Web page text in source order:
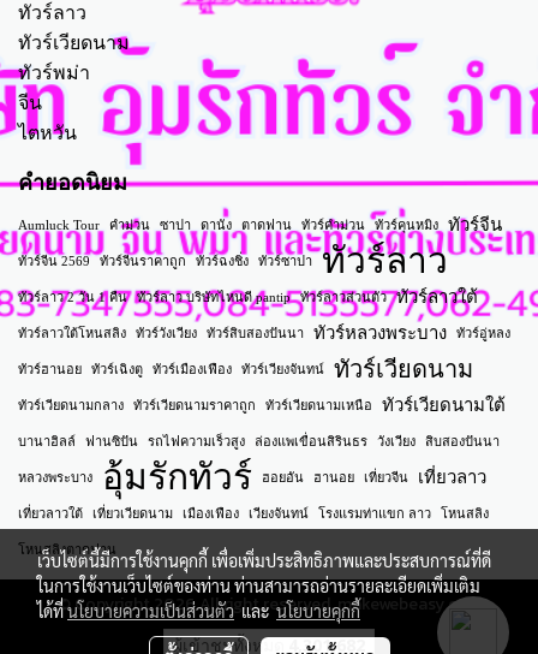
ทัวร์ลาว
ทัวร์เวียดนาม
ทัวร์พม่า
จีน
ไตหวัน
คำยอดนิยม
Aumluck Tour คำม่วน ซาปา ดานัง ตาดฟาน ทัวร์คำม่วน ทัวร์คุนหมิง ทัวร์จีน
ทัวร์จีน 2569 ทัวร์จีนราคาถูก ทัวร์ฉงชิ่ง ทัวร์ซาปา ทัวร์ลาว
ทัวร์ลาว 2 วัน 1 คืน ทัวร์ลาว บริษัทไหนดี pantip ทัวร์ลาวส่วนตัว ทัวร์ลาวใต้
ทัวร์ลาวใต้โหนสลิง ทัวร์วังเวียง ทัวร์สิบสองปันนา ทัวร์หลวงพระบาง ทัวร์อู่หลง
ทัวร์ฮานอย ทัวร์เฉิงตู ทัวร์เมืองเฟือง ทัวร์เวียงจันทน์ ทัวร์เวียดนาม
ทัวร์เวียดนามกลาง ทัวร์เวียดนามราคาถูก ทัวร์เวียดนามเหนือ ทัวร์เวียดนามใต้
บานาฮิลล์ ฟานซิปัน รถไฟความเร็วสูง ล่องแพเขื่อนสิรินธร วังเวียง สิบสองปันนา
หลวงพระบาง อุ้มรักทัวร์ ฮอยอัน ฮานอย เที่ยวจีน เที่ยวลาว
เที่ยวลาวใต้ เที่ยวเวียดนาม เมืองเฟือง เวียงจันทน์ โรงแรมท่าแขก ลาว โหนสลิง
โหนสลิงตาดฟาน
© Copyright 2026 All right reserved. makewebeasy.com
ผู้เข้าชมทั้งหมด4,301,682
เว็บไซต์นี้มีการใช้งานคุกกี้ เพื่อเพิ่มประสิทธิภาพและประสบการณ์ที่ดี
ในการใช้งานเว็บไซต์ของท่าน ท่านสามารถอ่านรายละเอียดเพิ่มเติม
ได้ที่นโยบายความเป็นส่วนตัว และ นโยบายคุกกี้